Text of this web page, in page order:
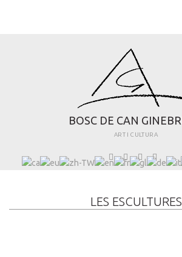
BOSC DE CAN GIN EBR
ART I CULTURA
LES ESCULTURES